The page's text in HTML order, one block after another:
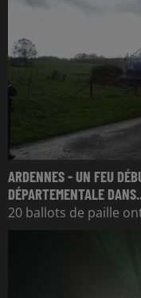
ARDENNES - UN FEU
DÉPARTEMENTALE
20 ballots de paille